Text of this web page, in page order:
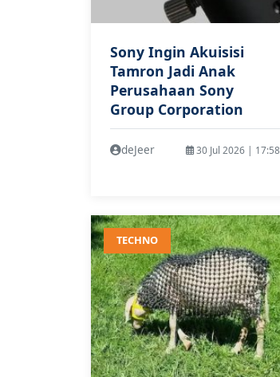
Sony Ingin Akuisisi
Tamron Jadi Anak
Perusahaan Sony
Group Corporation
deJeer 30 Jul 2026 | 17:58
TECHNO